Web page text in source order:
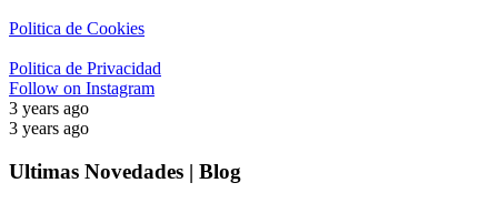
Politica de Cookies
Politica de Privacidad
Follow on Instagram
3 years ago
3 years ago
Ultimas Novedades | Blog